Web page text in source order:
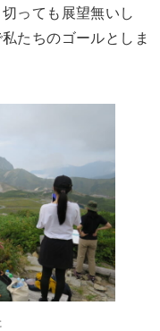
っても展望無いし
たちのゴールとしま